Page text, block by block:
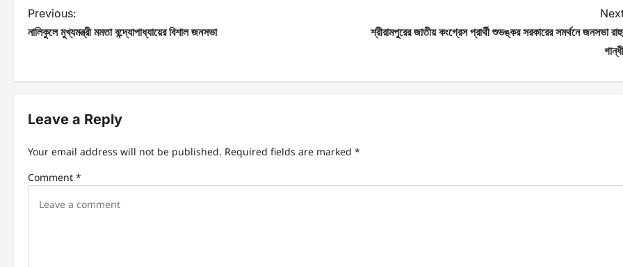
Previous:
নালিকুলে মুখ্যমন্ত্রী মমতা বন্দ্যোপাধ্যায়ের বিশাল জনসভা
শ্রীরামপুরের জাতীয় কংগ্রেস প্রার্থী শুভঙ্কর সরকারের সমর্থনে জনসভা
Leave a Reply
Your email address will not be published. Required fields are marked *
Comment *